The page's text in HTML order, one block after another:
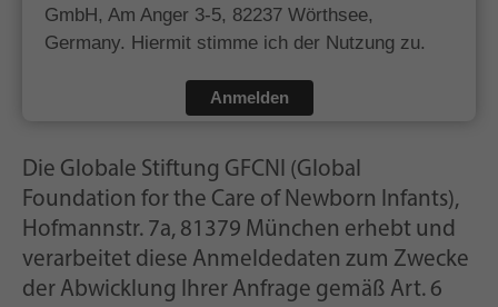
GmbH, Am Anger 3-5, 82237 Wörthsee,
Germany. Hiermit stimme ich der Nutzung zu.
Anmelden
Die Globale Stiftung GFCNI (Global
Foundation for the Care of Newborn Infants),
Hofmannstr. 7a, 81379 München erhebt und
verarbeitet diese Anmeldedaten zum Zwecke
der Abwicklung Ihrer Anfrage gemäß Art. 6